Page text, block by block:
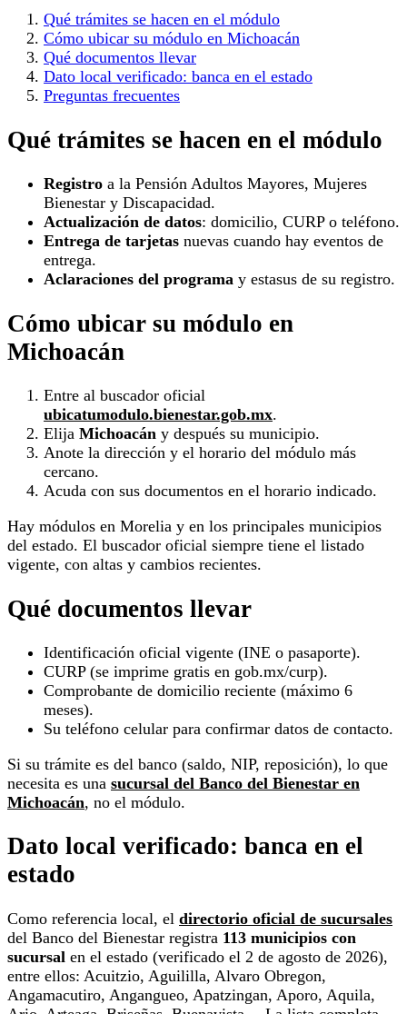
Qué trámites se hacen en el módulo
Cómo ubicar su módulo en Michoacán
Qué documentos llevar
Dato local verificado: banca en el estado
Preguntas frecuentes
Qué trámites se hacen en el módulo
Registro a la Pensión Adultos Mayores, Mujeres
Bienestar y Discapacidad.
Actualización de datos: domicilio, CURP o teléfono.
Entrega de tarjetas nuevas cuando hay eventos de
entrega.
Aclaraciones del programa y estasus de su registro.
Cómo ubicar su módulo en
Michoacán
Entre al buscador oficial
ubicatumodulo.bienestar.gob.mx.
Elija Michoacán y después su municipio.
Anote la dirección y el horario del módulo más
cercano.
Acuda con sus documentos en el horario indicado.
Hay módulos en Morelia y en los principales municipios
del estado. El buscador oficial siempre tiene el listado
vigente, con altas y cambios recientes.
Qué documentos llevar
Identificación oficial vigente (INE o pasaporte).
CURP (se imprime gratis en gob.mx/curp).
Comprobante de domicilio reciente (máximo 6
meses).
Su teléfono celular para confirmar datos de contacto.
Si su trámite es del banco (saldo, NIP, reposición), lo que
necesita es una sucursal del Banco del Bienestar en
Michoacán, no el módulo.
Dato local verificado: banca en el
estado
Como referencia local, el directorio oficial de sucursales
del Banco del Bienestar registra 113 municipios con
sucursal en el estado (verificado el 2 de agosto de 2026),
entre ellos: Acuitzio, Aguililla, Alvaro Obregon,
Angamacutiro, Angangueo, Apatzingan, Aporo, Aquila,